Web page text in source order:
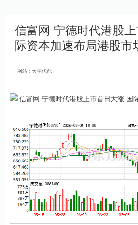
信富网 宁德时代港股
际资本加速布局港股市
网站：天宇优配